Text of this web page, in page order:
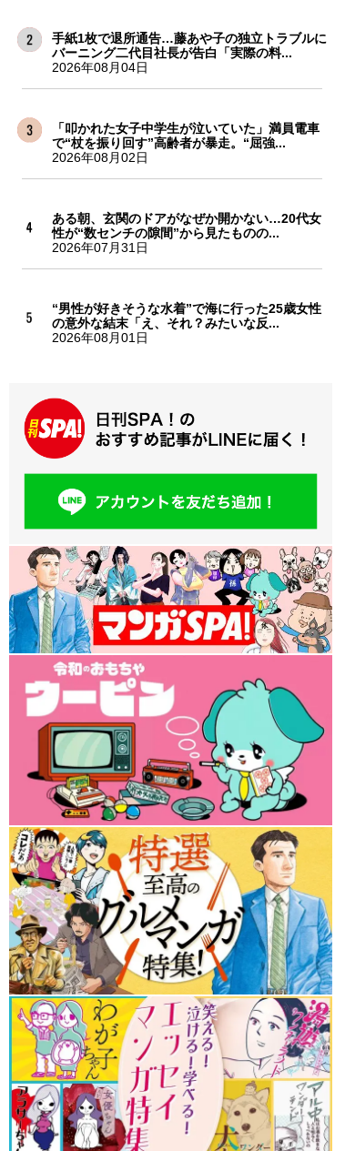
手紙1枚で退所通告…藤あや子の独立トラブルに
バーニング二代目社長が告白「実際の料...
2026年08月04日
「叩かれた女子中学生が泣いていた」満員電車
で“杖を振り回す”高齢者が暴走。“屈強...
2026年08月02日
ある朝、玄関のドアがなぜか開かない…20代女
性が“数センチの隙間”から見たものの...
2026年07月31日
“男性が好きそうな水着”で海に行った25歳女性
の意外な結末「え、それ？みたいな反...
2026年08月01日